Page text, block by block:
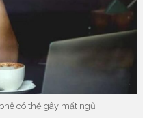
có thể gây mất ngủ